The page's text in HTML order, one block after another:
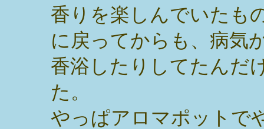
香りを楽しんでいたも
に戻ってからも、病気
香浴したりしてたんだ
た。
やっぱアロマポットで